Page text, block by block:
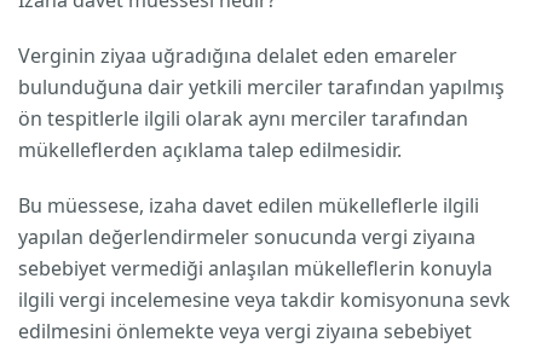
Verginin ziyaa uğradığına delalet eden emareler
bulunduğuna dair yetkili merciler tarafından yapılmış
ön tespitlerle ilgili olarak aynı merciler tarafından
mükelleflerden açıklama talep edilmesidir.
Bu müessese, izaha davet edilen mükelleflerle ilgili
yapılan değerlendirmeler sonucunda vergi ziyaına
sebebiyet vermediği anlaşılan mükelleflerin konuyla
ilgili vergi incelemesine veya takdir komisyonuna sevk
edilmesini önlemekte veya vergi ziyaına sebebiyet